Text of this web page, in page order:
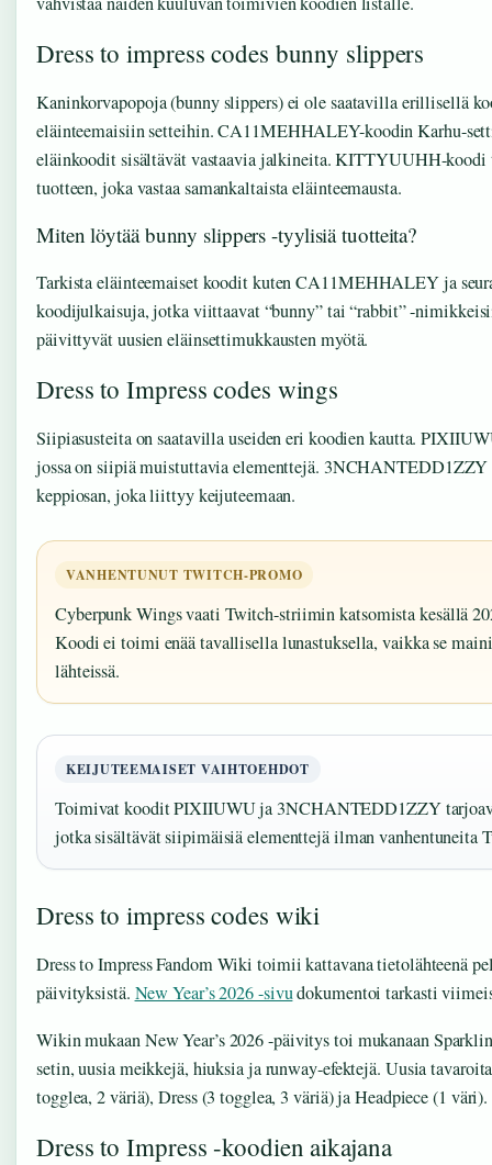
Dress to impress codes bunny slippers
Kaninkorvapopoja (bunny slippers) ei ole saatavilla erillisellä
eläinteemaisiin setteihin. CA11MEHHALEY-koodin Karhu-
eläinkoodit sisältävät vastaavia jalkineita. KITTYUUHH-koodi
tuotteen, joka vastaa samankaltaista eläinteemausta.
Miten löytää bunny slippers -tyylisiä tuotteita?
Tarkista eläinteemaiset koodit kuten CA11MEHHALEY ja
koodijulkaisuja, jotka viittaavat “bunny” tai “rabbit” -
päivittyvät uusien eläinsettimukkausten myötä.
Dress to Impress codes wings
Siipiasusteita on saatavilla useiden eri koodien kautta.
jossa on siipiä muistuttavia elementtejä. 3NCHANTEDD1ZZY
keppiosan, joka liittyy keijuteemaan.
VANHENTUNUT TWITCH-PROMO
Cyberpunk Wings vaati Twitch-striimin katsomista kesällä
Koodi ei toimi enää tavallisella lunastuksella, vaikka se
lähteissä.
KEIJUTEEMAISET VAIHTOEHDOT
Toimivat koodit PIXIIUWU ja 3NCHANTEDD1ZZY
jotka sisältävät siipimäisiä elementtejä ilman vanhentuneita
Dress to impress codes wiki
Dress to Impress Fandom Wiki toimii kattavana tietolähteenä
päivityksistä. New Year’s 2026 -sivudokumentoi tarkasti
Wikin mukaan New Year’s 2026 -päivitys toi mukanaan
setin, uusia meikkejä, hiuksia ja runway-efektejä. Uusia
togglea, 2 väriä), Dress (3 togglea, 3 väriä) ja Headpiece (1 väri).
Dress to Impress -koodien aikajana